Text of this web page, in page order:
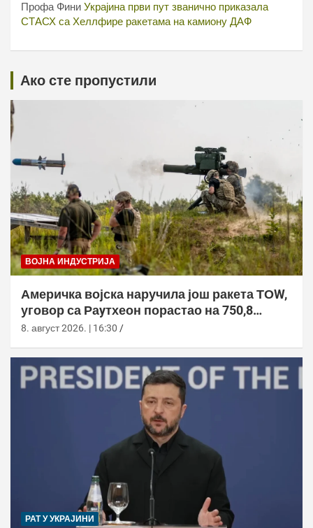
Профа Фини Украјина први пут званично приказала
СТАСХ са Хеллфире ракетама на камиону ДАФ
Ако сте пропустили
ВОЈНА ИНДУСТРИЈА
Америчка војска наручила још ракета ТОW,
уговор са Раyтхеон порастао на 750,8
милиона долара
8. август 2026. | 16:30
РАТ У УКРАЈИНИ